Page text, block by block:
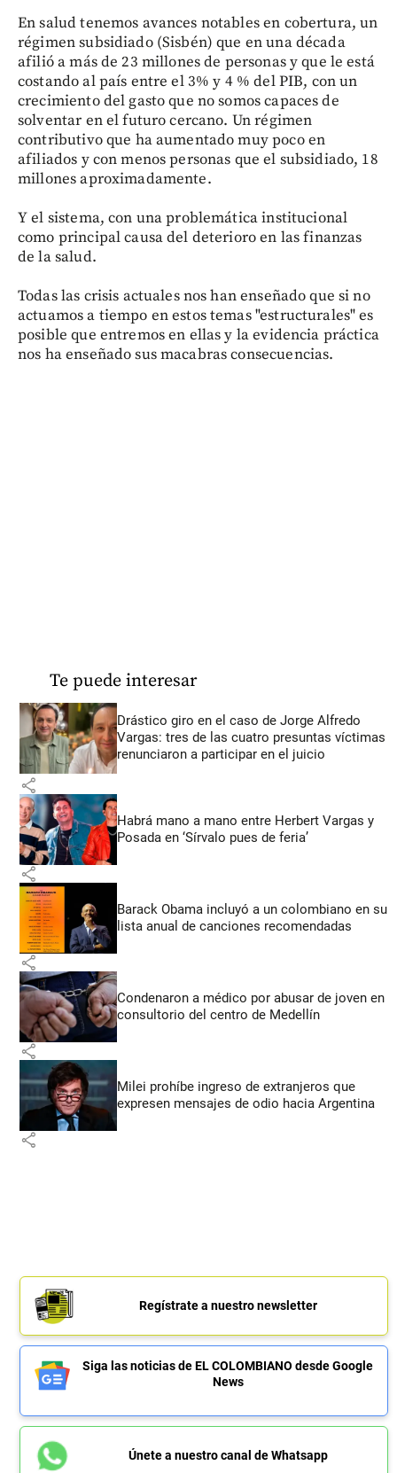
En salud tenemos avances notables en cobertura, un
régimen subsidiado (Sisbén) que en una década
afilió a más de 23 millones de personas y que le está
costando al país entre el 3% y 4 % del PIB, con un
crecimiento del gasto que no somos capaces de
solventar en el futuro cercano. Un régimen
contributivo que ha aumentado muy poco en
afiliados y con menos personas que el subsidiado, 18
millones aproximadamente.
Y el sistema, con una problemática institucional
como principal causa del deterioro en las finanzas
de la salud.
Todas las crisis actuales nos han enseñado que si no
actuamos a tiempo en estos temas "estructurales" es
posible que entremos en ellas y la evidencia práctica
nos ha enseñado sus macabras consecuencias.
Te puede interesar
Drástico giro en el caso de Jorge Alfredo
Vargas: tres de las cuatro presuntas víctimas
renunciaron a participar en el juicio
share
Habrá mano a mano entre Herbert Vargas y
Posada en ‘Sírvalo pues de feria’
share
Barack Obama incluyó a un colombiano en su
lista anual de canciones recomendadas
share
Condenaron a médico por abusar de joven en
consultorio del centro de Medellín
share
Milei prohíbe ingreso de extranjeros que
expresen mensajes de odio hacia Argentina
share
Regístrate a nuestro newsletter
Siga las noticias de EL COLOMBIANO desde Google
News
Únete a nuestro canal de Whatsapp